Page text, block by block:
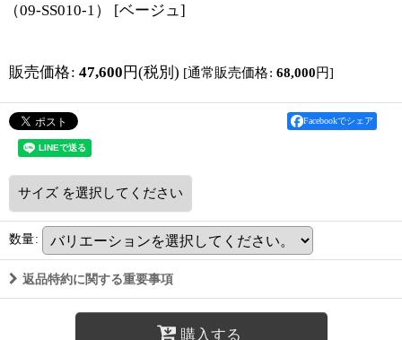
（09-SS010-1）
[ベージュ ]
販売価格: 47,600 円(税別) [通常販売価格: 68,000円]
Facebookでシェア
サイズ を選択してください
数量:
返品特約に関する重要事項
購入する